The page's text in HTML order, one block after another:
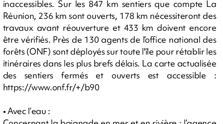
inaccessibles. Sur les 847 km sentiers que compte La
Réunion, 236 km sont ouverts, 178 km nécessiteront des
travaux avant réouverture et 433 km doivent encore
être vérifiés. Près de 130 agents de l’office national des
forêts (ONF) sont déployés sur toute l'île pour rétablir les
itinéraires dans les plus brefs délais. La carte actualisée
des sentiers fermés et ouverts est accessible :
https://www.onf.fr/+/b90
• Avec l’eau :